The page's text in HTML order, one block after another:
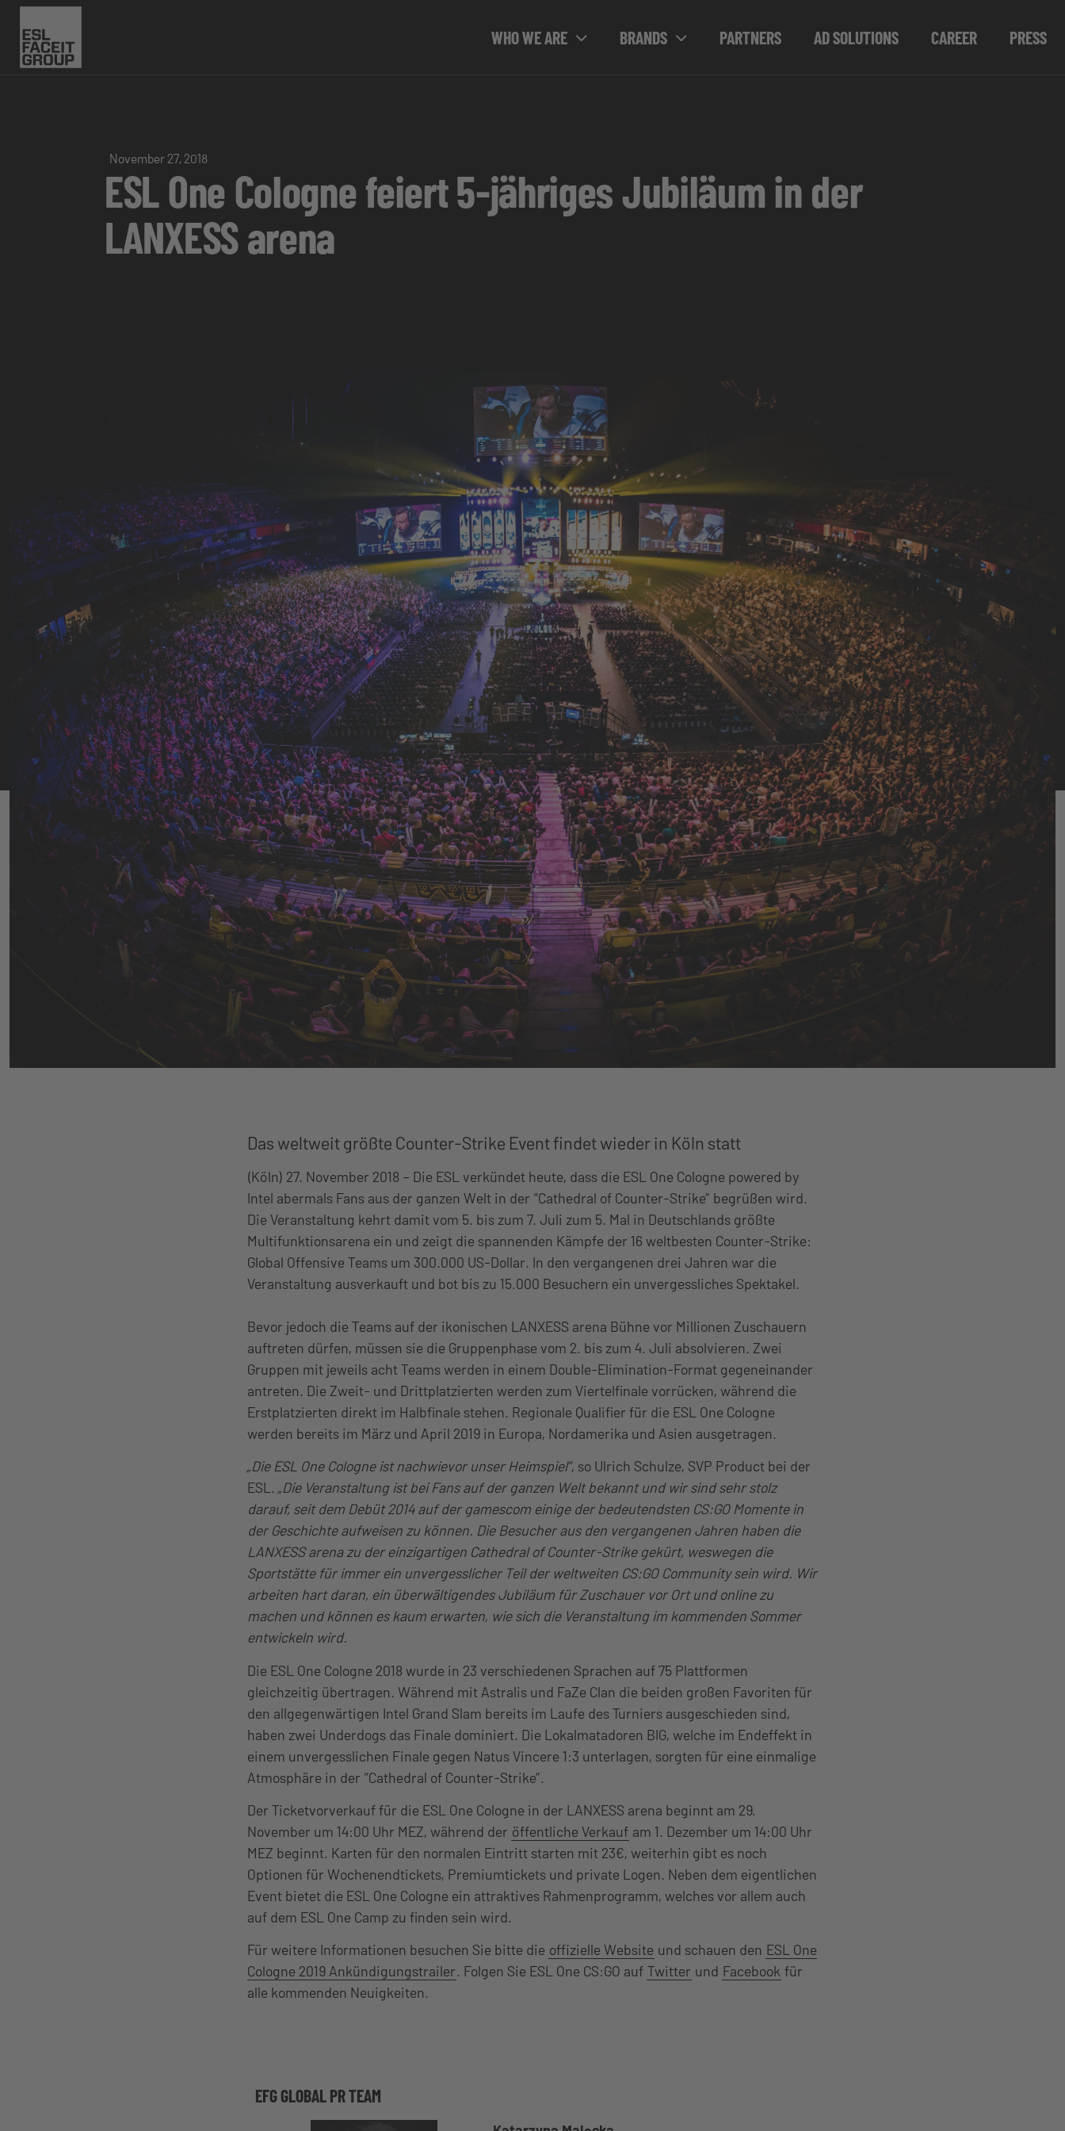
WHO WE ARE BRANDS PARTNERS AD SOLUTIONS CAREER PRESS
November 27, 2018
ESL One Cologne feiert 5-jähriges Jubiläum in der
LANXESS arena
Das weltweit größte Counter-Strike Event findet wieder in Köln statt
(Köln) 27. November 2018 – Die ESL verkündet heute, dass die ESL One Cologne powered by
Intel abermals Fans aus der ganzen Welt in der “Cathedral of Counter-Strike” begrüßen wird.
Die Veranstaltung kehrt damit vom 5. bis zum 7. Juli zum 5. Mal in Deutschlands größte
Multifunktionsarena ein und zeigt die spannenden Kämpfe der 16 weltbesten Counter-Strike:
Global Offensive Teams um 300.000 US-Dollar. In den vergangenen drei Jahren war die
Veranstaltung ausverkauft und bot bis zu 15.000 Besuchern ein unvergessliches Spektakel.
Bevor jedoch die Teams auf der ikonischen LANXESS arena Bühne vor Millionen Zuschauern
auftreten dürfen, müssen sie die Gruppenphase vom 2. bis zum 4. Juli absolvieren. Zwei
Gruppen mit jeweils acht Teams werden in einem Double-Elimination-Format gegeneinander
antreten. Die Zweit- und Drittplatzierten werden zum Viertelfinale vorrücken, während die
Erstplatzierten direkt im Halbfinale stehen. Regionale Qualifier für die ESL One Cologne
werden bereits im März und April 2019 in Europa, Nordamerika und Asien ausgetragen.
„Die ESL One Cologne ist nachwievor unser Heimspiel”, so Ulrich Schulze, SVP Product bei der
ESL. „Die Veranstaltung ist bei Fans auf der ganzen Welt bekannt und wir sind sehr stolz
darauf, seit dem Debüt 2014 auf der gamescom einige der bedeutendsten CS:GO Momente in
der Geschichte aufweisen zu können. Die Besucher aus den vergangenen Jahren haben die
LANXESS arena zu der einzigartigen Cathedral of Counter-Strike gekürt, weswegen die
Sportstätte für immer ein unvergesslicher Teil der weltweiten CS:GO Community sein wird. Wir
arbeiten hart daran, ein überwältigendes Jubiläum für Zuschauer vor Ort und online zu
machen und können es kaum erwarten, wie sich die Veranstaltung im kommenden Sommer
entwickeln wird.
Die ESL One Cologne 2018 wurde in 23 verschiedenen Sprachen auf 75 Plattformen
gleichzeitig übertragen. Während mit Astralis und FaZe Clan die beiden großen Favoriten für
den allgegenwärtigen Intel Grand Slam bereits im Laufe des Turniers ausgeschieden sind,
haben zwei Underdogs das Finale dominiert. Die Lokalmatadoren BIG, welche im Endeffekt in
einem unvergesslichen Finale gegen Natus Vincere 1:3 unterlagen, sorgten für eine einmalige
Atmosphäre in der “Cathedral of Counter-Strike”.
Der Ticketvorverkauf für die ESL One Cologne in der LANXESS arena beginnt am 29.
November um 14:00 Uhr MEZ, während der öffentliche Verkauf am 1. Dezember um 14:00 Uhr
MEZ beginnt. Karten für den normalen Eintritt starten mit 23€, weiterhin gibt es noch
Optionen für Wochenendtickets, Premiumtickets und private Logen. Neben dem eigentlichen
Event bietet die ESL One Cologne ein attraktives Rahmenprogramm, welches vor allem auch
auf dem ESL One Camp zu finden sein wird.
Für weitere Informationen besuchen Sie bitte die offizielle Website und schauen den ESL One
Cologne 2019 Ankündigungstrailer. Folgen Sie ESL One CS:GO auf Twitter und Facebook für
alle kommenden Neuigkeiten.
EFG GLOBAL PR TEAM